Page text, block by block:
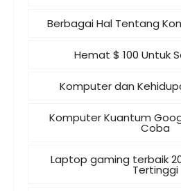
Berbagai Hal Tentang
Hemat $ 100 Untuk
Komputer dan
Komputer Kuantum
Coba
Laptop gaming terbaik
Tertinggi